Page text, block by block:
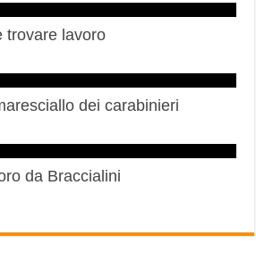
trovare lavoro
dei carabinieri
da Braccialini